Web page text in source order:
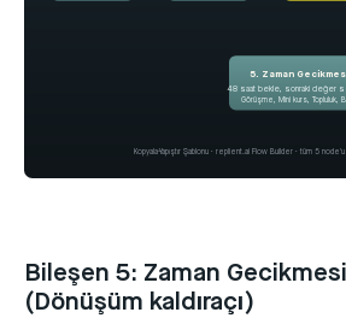
5. Zaman
48 saat bekle, sonraki değer
Görüşme, Mini kurs, Topluluk,
Kopyala-Yapıştır Şablonu · replient.ai Flow Builder · tüm 5
Bileşen 5: Zaman
(Dönüşüm kaldıraçı)